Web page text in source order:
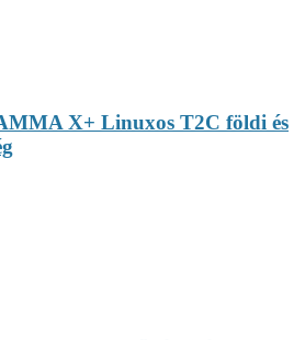
X+ Linuxos T2C földi és